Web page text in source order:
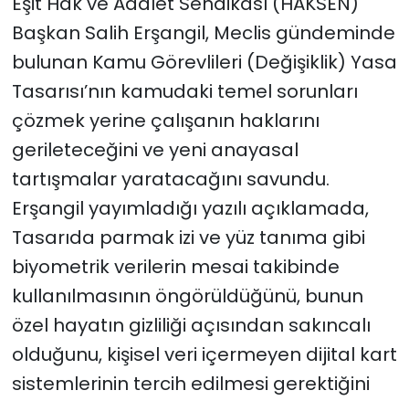
Başkan Salih Erşangil, Meclis gündeminde
bulunan Kamu Görevlileri (Değişiklik) Yasa
Tasarısı’nın kamudaki temel sorunları
çözmek yerine çalışanın haklarını
gerileteceğini ve yeni anayasal
tartışmalar yaratacağını savundu.
Erşangil yayımladığı yazılı açıklamada,
Tasarıda parmak izi ve yüz tanıma gibi
biyometrik verilerin mesai takibinde
kullanılmasının öngörüldüğünü, bunun
özel hayatın gizliliği açısından sakıncalı
olduğunu, kişisel veri içermeyen dijital kart
sistemlerinin tercih edilmesi gerektiğini
YAŞAM
Yazarlar